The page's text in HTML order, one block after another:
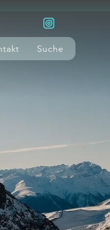
Suche